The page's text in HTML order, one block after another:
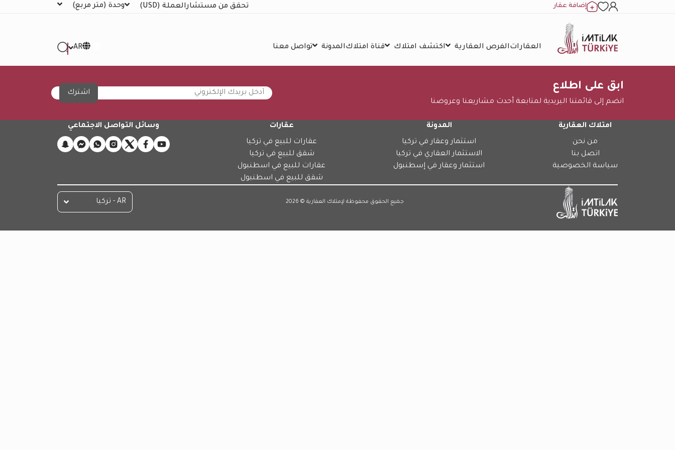
إضافة عقار تحقق من مستشارالعملة (USD) وحدة (متر مربع)
العقاراتالفرص العقارية اكتشف امتلاك قناة امتلاكالمدونة تواصل معنا AR
ابق على اطلاع
انضم إلى قائمتنا البريدية لمتابعة أحدث مشاريعنا وعروضنا
اشترك
امتلاك العقارية
من نحن
اتصل بنا
سياسة الخصوصية
المدونة
استثمار وعقار في تركيا
الاستثمار العقاري في تركيا
استثمار وعقار في إسطنبول
عقارات
عقارات للبيع في تركيا
شقق للبيع في تركيا
عقارات للبيع في اسطنبول
شقق للبيع في اسطنبول
وسائل التواصل الاجتماعي
جميع الحقوق محفوظة لإمتلاك العقارية © 2026 AR - تركيا